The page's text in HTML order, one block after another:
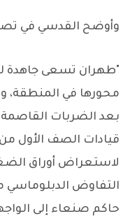
وأوضح القدسي في
"طهران تسعى جاهدة
محورها في المنطقة،
بعد الضربات
قيادات الصف الأول من
لاستعراض أوراق
التفاوض
حاكم صنعاء إلى